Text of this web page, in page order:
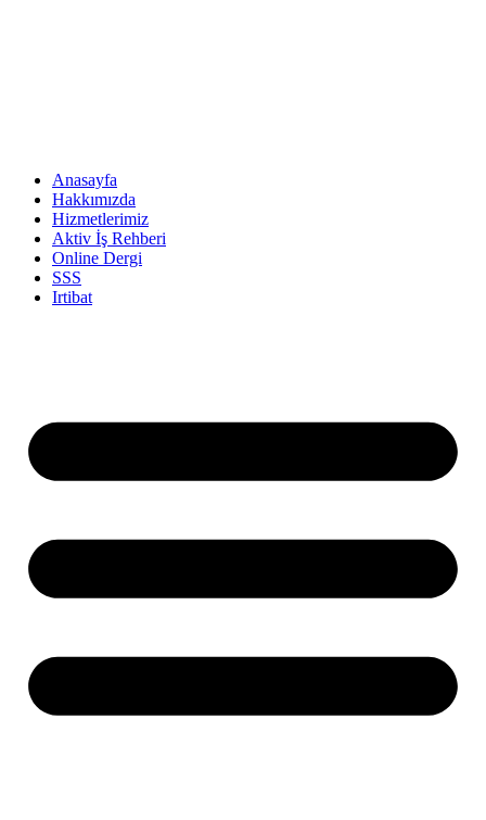
Anasayfa
Hakkımızda
Hizmetlerimiz
Aktiv İş Rehberi
Online Dergi
SSS
Irtibat